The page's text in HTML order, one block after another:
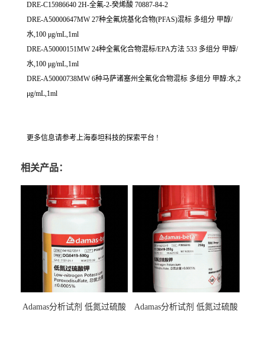
DRE-C15986640 2H-全氟-2-癸烯酸 70887-84-2
DRE-A50000647MW 27种全氟烷基化合物(PFAS)混标 多组分 甲醇/
水,100 μg/mL,1ml
DRE-A50000151MW 24种全氟化合物混标/EPA方法 533 多组分 甲醇/
水,100 μg/mL,1ml
DRE-A50000738MW 6种马萨诸塞州全氟化合物混标 多组分 甲醇:水,2
μg/mL,1ml
更多信息请参考上海泰坦科技的探索平台 !
相关产品：
Adamas分析试剂 低氮过硫酸
Adamas分析试剂 低氮过硫酸